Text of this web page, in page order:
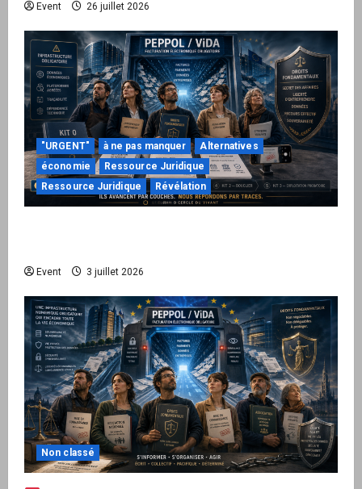
Event 26 juillet 2026
"URGENT" à ne pas manquer
Alternatives
économie
Ressource Juridique
Ressource Juridique
Révélation
Event 3 juillet 2026
Non classé